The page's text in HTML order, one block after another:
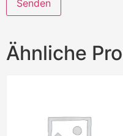
Ähnliche